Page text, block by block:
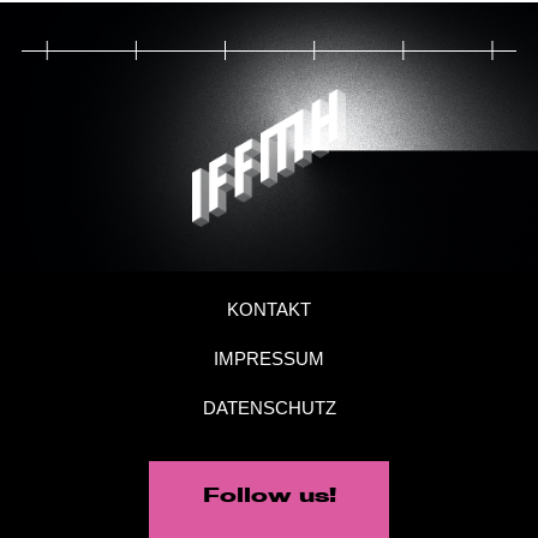
KONTAKT
IMPRESSUM
DATENSCHUTZ
Follow us!